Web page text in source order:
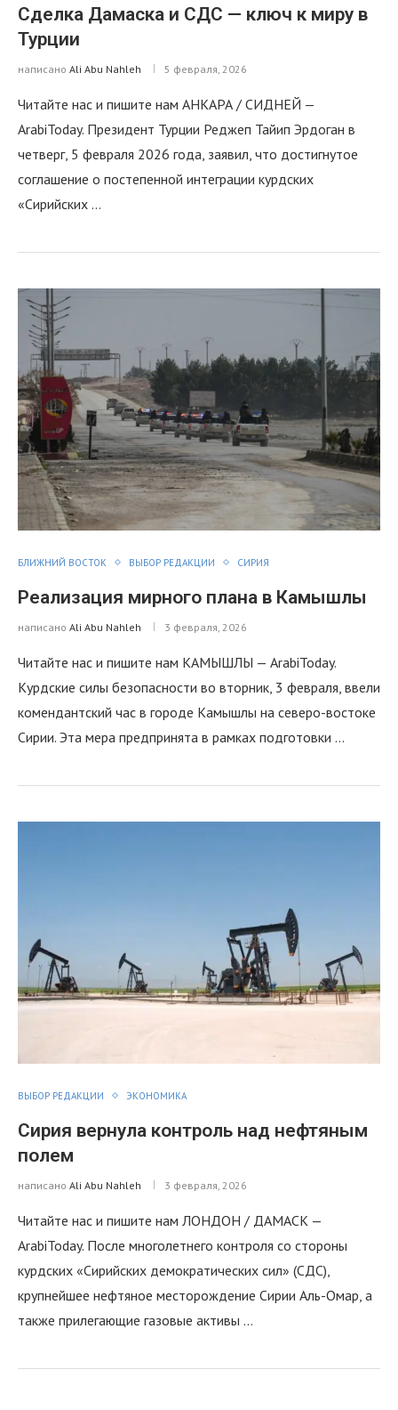
Сделка Дамаска и СДС — ключ к миру в
Турции
написано Ali Abu Nahleh 5 февраля, 2026
Читайте нас и пишите нам АНКАРА / СИДНЕЙ —
ArabiToday. Президент Турции Реджеп Тайип Эрдоган в
четверг, 5 февраля 2026 года, заявил, что достигнутое
соглашение о постепенной интеграции курдских
«Сирийских …
БЛИЖНИЙ ВОСТОК ВЫБОР РЕДАКЦИИ СИРИЯ
Реализация мирного плана в Камышлы
написано Ali Abu Nahleh 3 февраля, 2026
Читайте нас и пишите нам КАМЫШЛЫ — ArabiToday.
Курдские силы безопасности во вторник, 3 февраля, ввели
комендантский час в городе Камышлы на северо-востоке
Сирии. Эта мера предпринята в рамках подготовки …
ВЫБОР РЕДАКЦИИ ЭКОНОМИКА
Сирия вернула контроль над нефтяным
полем
написано Ali Abu Nahleh 3 февраля, 2026
Читайте нас и пишите нам ЛОНДОН / ДАМАСК —
ArabiToday. После многолетнего контроля со стороны
курдских «Сирийских демократических сил» (СДС),
крупнейшее нефтяное месторождение Сирии Аль-Омар, а
также прилегающие газовые активы …